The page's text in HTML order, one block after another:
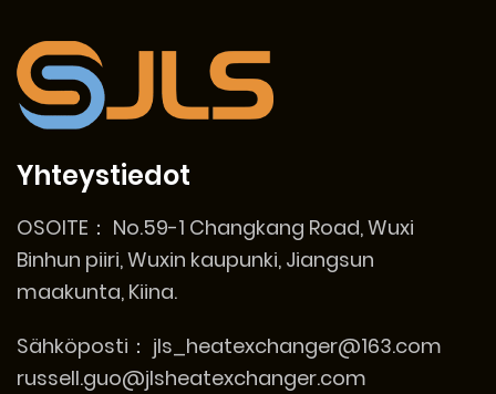
Yhteystiedot
OSOITE： No.59-1 Changkang Road, Wuxi
Binhun piiri, Wuxin kaupunki, Jiangsun
maakunta, Kiina.
Sähköposti： jls_heatexchanger@163.com
russell.guo@jlsheatexchanger.com